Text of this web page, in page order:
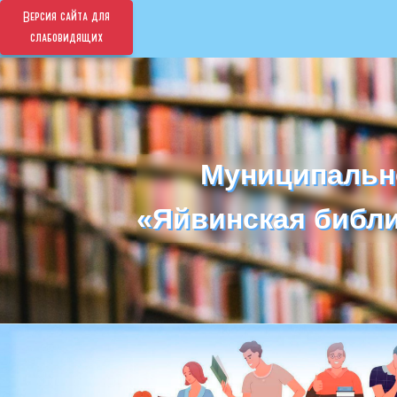
Версия сайта для
слабовидящих
«Яйвинская
«Яйвинская